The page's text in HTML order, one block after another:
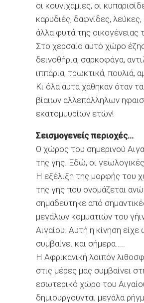
οι κουνιχάµιες, οι
καρυδιές, δαφνίδες,
άλλα φυτά της οικογένειας
Στο χερσαίο αυτό χώρο
δεινοθήρια, σαρκοφάγα,
ιππάρια, τρωκτικά, πουλιά,
Κι όλα αυτά χάθηκαν όταν
βίαιων αλλεπάλληλων
εκατοµµυρίων ετών!
Σεισµογενείς περιοχές…
Ο χώρος του σηµερινού
της γης. Εδώ, οι
Η εξέλιξη της µορφής του
της γης που ονοµάζεται
σηµαδεύτηκε από
µεγάλων κοµµατιών του
Αιγαίου. Αυτή η κίνηση
συµβαίνει και σήµερα…..
Η Αφρικανική λοιπόν
στις µέρες µας συµβαίνει
εσωτερικό χώρο του
δηµιουργούνται µεγάλα